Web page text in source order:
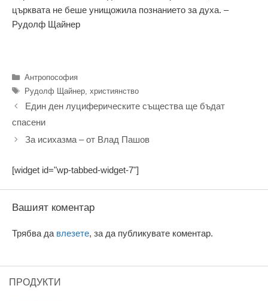
църквата не беше унищожила познанието за духа. –
Рудолф Щайнер
Категории
Антропософия
Етикети
Рудолф Щайнер, християнство
Един ден лу­ци­фе­ри­чес­ки­те същества ще бъ­дат
спасени
За исихазма – от Влад Пашов
[widget id="wp-tabbed-widget-7"]
Вашият коментар
Трябва да влезете, за да публикувате коментар.
ПРОДУКТИ